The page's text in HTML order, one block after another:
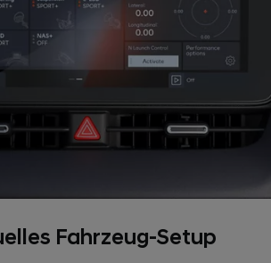
Fahrzeug-Setup